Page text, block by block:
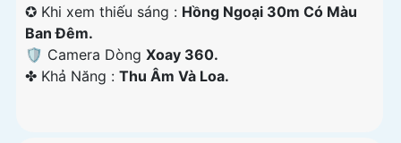
✪ Khi xem thiếu sáng : Hồng Ngoại 30m Có Màu
Ban Ðêm.
🛡 Camera Dòng Xoay 360.
️✤ Khả Năng : Thu Âm Và Loa.